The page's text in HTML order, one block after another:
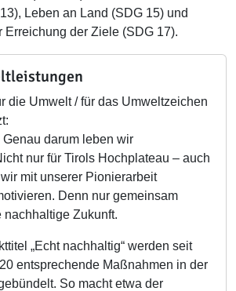
Leben an Land (SDG 15) und
Erreichung der Ziele (SDG 17).
die Umwelt / für das Umweltzeichen
darum leben wir
nur für Tirols Hochplateau – auch
mit unserer Pionierarbeit
Denn nur gemeinsam
nachhaltige Zukunft.
„Echt nachhaltig“ werden seit
entsprechende Maßnahmen in der
So macht etwa der